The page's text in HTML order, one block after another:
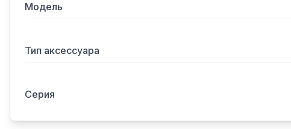
Модель
Тип аксессуара
Серия